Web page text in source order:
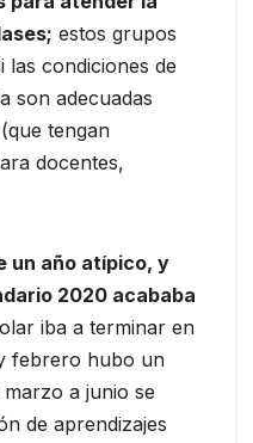
estos grupos
las condiciones de
son adecuadas
tengan
docentes,
un año atípico, y
2020 acababa
iba a terminar en
febrero hubo un
a junio se
de aprendizajes